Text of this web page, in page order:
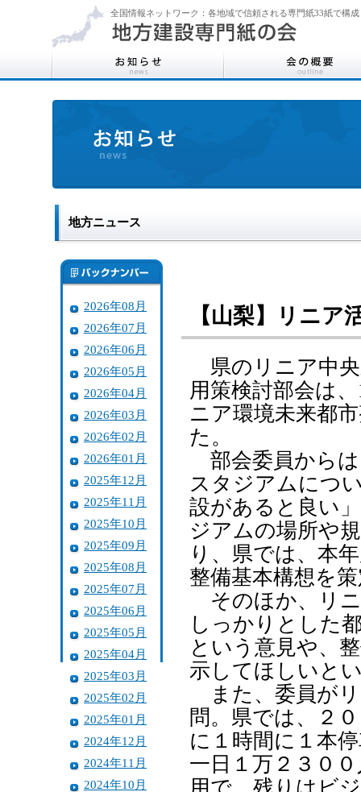
全国情報ネットワーク：各地域で信頼される専門紙33紙で構成
地方ニュース
2026年08月
2026年07月
2026年06月
2026年05月
2026年04月
2026年03月
2026年02月
2026年01月
2025年12月
2025年11月
2025年10月
2025年09月
2025年08月
2025年07月
2025年06月
2025年05月
2025年04月
2025年03月
2025年02月
2025年01月
2024年12月
2024年11月
2024年10月
【山梨】リニア
県のリニア中央
用策検討部会は
ニア環境未来都
た。
部会委員から
スタジアムにつ
設があると良い
ジアムの場所や
り、県では、本
整備基本構想を
そのほか、リニ
しっかりとした
という意見や、
示してほしいと
また、委員が
問。県では、２
に１時間に１本
一日１万２３０